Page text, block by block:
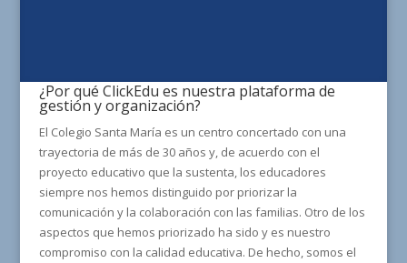
¿Por qué ClickEdu es nuestra plataforma de
gestión y organización?
El Colegio Santa María es un centro concertado con una
trayectoria de más de 30 años y, de acuerdo con el
proyecto educativo que la sustenta, los educadores
siempre nos hemos distinguido por priorizar la
comunicación y la colaboración con las familias. Otro de los
aspectos que hemos priorizado ha sido y es nuestro
compromiso con la calidad educativa. De hecho, somos el